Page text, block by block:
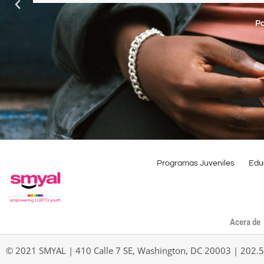
implementar. También aprecio
necesite más apoyo. Espero que
manera que nos has
Programas Juveniles
Acera de
© 2021 SMYAL | 410 Calle 7 SE, Washington, DC 20003 |